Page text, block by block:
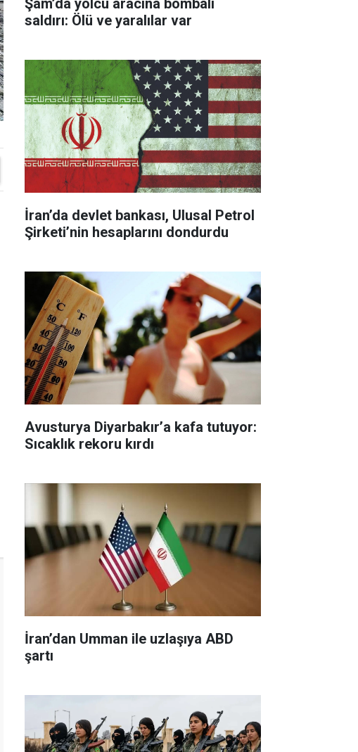
Şam’da yolcu aracına bombalı
saldırı: Ölü ve yaralılar var
İran’da devlet bankası, Ulusal Petrol
Şirketi’nin hesaplarını dondurdu
Avusturya Diyarbakır’a kafa tutuyor:
Sıcaklık rekoru kırdı
İran’dan Umman ile uzlaşıya ABD
şartı